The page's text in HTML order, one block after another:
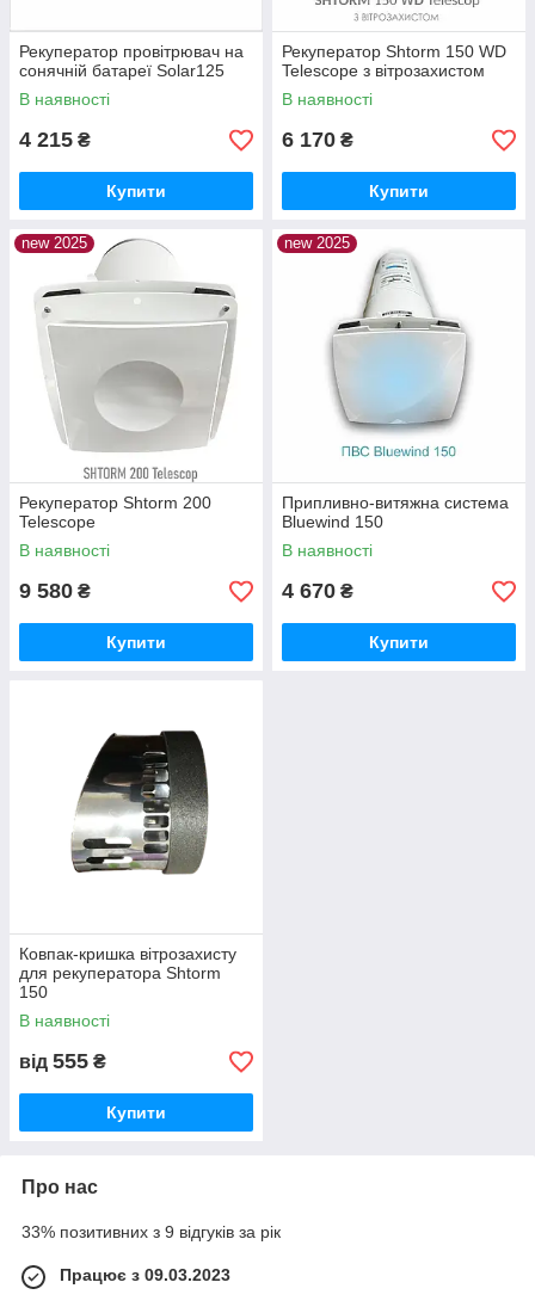
Рекуператор провітрювач на
сонячній батареї Solar125
В наявності
4 215 ₴
Купити
Рекуператор Shtorm 150 WD
Telescope з вітрозахистом
В наявності
6 170 ₴
Купити
new 2025
Рекуператор Shtorm 200
Telescope
В наявності
9 580 ₴
Купити
new 2025
Припливно-витяжна система
Bluewind 150
В наявності
4 670 ₴
Купити
Ковпак-кришка вітрозахисту
для рекуператора Shtorm
150
В наявності
від 555 ₴
Купити
Про нас
33% позитивних з 9 відгуків за рік
Працює з 09.03.2023